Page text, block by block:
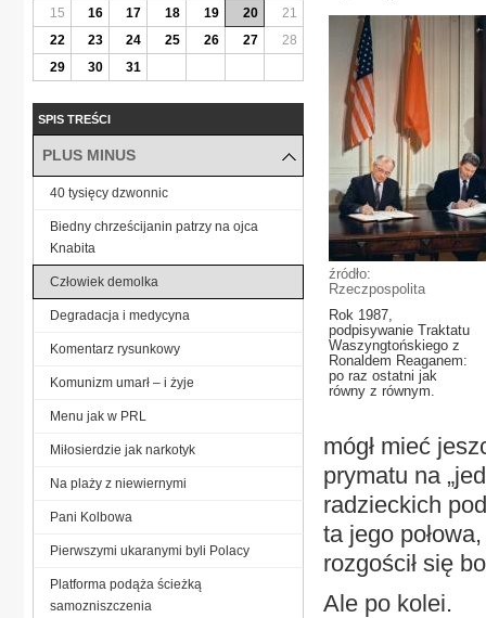
źródło:
Rzeczpospolita
Rok 1987,
podpisywanie Traktatu
Waszyngtońskiego z
Ronaldem Reaganem:
po raz ostatni jak
równy z równym.
mógł mieć
prymatu na
radzieckich
ta jego
rozgościł się
Ale po kolei.
15
16 17 18 19 20
21
22
23 24 25 26 27
28
29
30 31
SPIS TREŚCI
PLUS MINUS
40 tysięcy dzwonnic
Biedny chrześcijanin patrzy na ojca
Knabita
Człowiek demolka
Degradacja i medycyna
Komentarz rysunkowy
Komunizm umarł – i żyje
Menu jak w PRL
Miłosierdzie jak narkotyk
Na plaży z niewiernymi
Pani Kolbowa
Pierwszymi ukaranymi byli Polacy
Platforma podąża ścieżką
samozniszczenia